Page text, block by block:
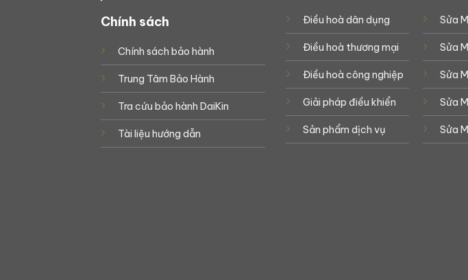
Chính sách
Chính sách bảo hành
Trung Tâm Bảo Hành
Tra cứu bảo hành DaiKin
Tài liệu hướng dẫn
Điều hoà dân dụng
Điều hoà thương mại
Điều hoà công nghiệp
Giải pháp điều khiển
Sản phẩm dịch vụ
Sửa
Sửa
Sửa
Sửa
Sửa